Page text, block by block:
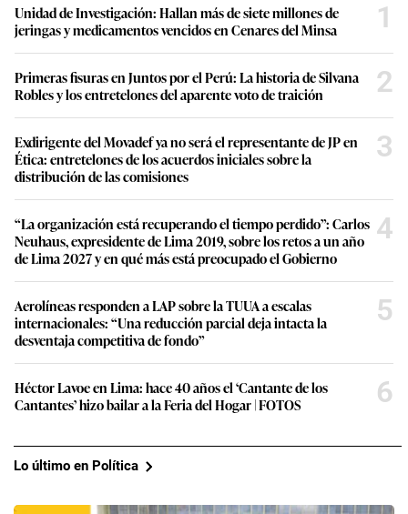
Unidad de Investigación: Hallan más de siete millones de
jeringas y medicamentos vencidos en Cenares del Minsa
1
Primeras fisuras en Juntos por el Perú: La historia de Silvana
Robles y los entretelones del aparente voto de traición
2
Exdirigente del Movadef ya no será el representante de JP en
Ética: entretelones de los acuerdos iniciales sobre la
distribución de las comisiones
3
“La organización está recuperando el tiempo perdido”: Carlos
Neuhaus, expresidente de Lima 2019, sobre los retos a un año
de Lima 2027 y en qué más está preocupado el Gobierno
4
Aerolíneas responden a LAP sobre la TUUA a escalas
internacionales: “Una reducción parcial deja intacta la
desventaja competitiva de fondo”
5
Héctor Lavoe en Lima: hace 40 años el ‘Cantante de los
Cantantes’ hizo bailar a la Feria del Hogar | FOTOS
6
Lo último en Política